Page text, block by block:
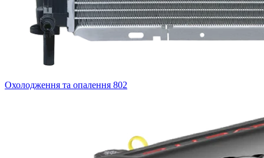
Охолодження та опалення 802